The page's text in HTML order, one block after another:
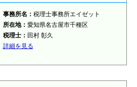
事務所名： 税理士事務所エイゼット
所在地： 愛知県名古屋市千種区
税理士： 田村 彰久
詳細を見る